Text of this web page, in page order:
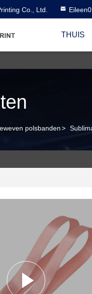
Co., Ltd.
THUIS
polsbanden>